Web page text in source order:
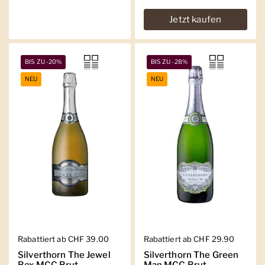
Jetzt kaufen
Regulärer Preis
Rabattiert ab CHF 39.00
Silverthorn The Jewel
BIS ZU -20%
NEU
Regulärer Preis
Rabattiert ab CHF 29.90
Silverthorn The Green
BIS ZU -28%
NEU